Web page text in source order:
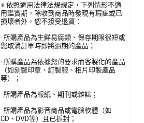
※ 依照適用法律法規規定，下列情形不適
用鑑賞期，除收到商品時發現有瑕疵或已
損壞者外，恕不接受退貨：
· 所購產品為生鮮易腐類、保存期限很短或
您取消訂單時即將過期的產品；
· 所購產品為依據您的要求而客製化的產品
（如刻製印章、訂製服、相片印製產品
等）；
· 所購產品為報紙、期刊或雜誌；
· 所購產品為影音商品或電腦軟體（如
CD、DVD等）且已拆封；